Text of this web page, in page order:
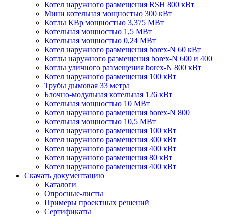
Котел наружного размещения RSH 800 кВт
Мини котельная мощностью 300 кВт
Котлы КВр мощностью 3,375 МВт
Котельная мощностью 1,5 МВт
Котельная мощностью 0,24 МВт
Котел наружного размещения borex-N 60 кВт
Котлы наружного размещения borex-N 600 и 400
Котлы уличного размещения borex-N 800 кВт
Котел наружного размещения 100 кВт
Трубы дымовая 33 метра
Блочно-модульная котельная 126 кВт
Котельная мощностью 10 МВт
Котел наружного размещения borex-N 800
Котельная мощностью 10,5 МВт
Котел наружного размещения 100 кВт
Котел наружного размещения 300 кВт
Котел наружного размещения 400 кВт
Котел наружного размещения 80 кВт
Котел наружного размещения 400 кВт
Скачать документацию
Каталоги
Опросные-листы
Примеры проектных решений
Сертификаты